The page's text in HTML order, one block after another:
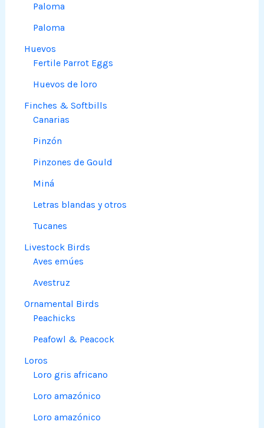
Paloma
Paloma
Huevos
Fertile Parrot Eggs
Huevos de loro
Finches & Softbills
Canarias
Pinzón
Pinzones de Gould
Miná
Letras blandas y otros
Tucanes
Livestock Birds
Aves emúes
Avestruz
Ornamental Birds
Peachicks
Peafowl & Peacock
Loros
Loro gris africano
Loro amazónico
Loro amazónico